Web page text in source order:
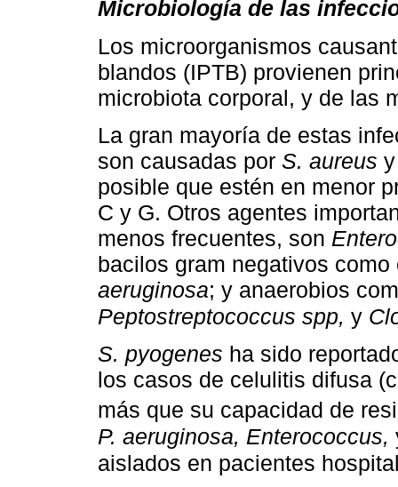
Microbiología de las
Los microorganismos
blandos (IPTB) provienen
microbiota corporal, y de las
La gran mayoría de estas
son causadas por S. aureus
posible que estén en menor
C y G. Otros agentes
menos frecuentes, son
bacilos gram negativos
aeruginosa; y anaerobios
Peptostreptococcus spp, y
S. pyogenes ha sido
los casos de celulitis difusa
más que su capacidad de
P. aeruginosa, Enterococcus,
aislados en pacientes